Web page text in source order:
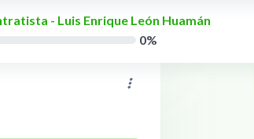
- Luis Enrique León Huamán
0%